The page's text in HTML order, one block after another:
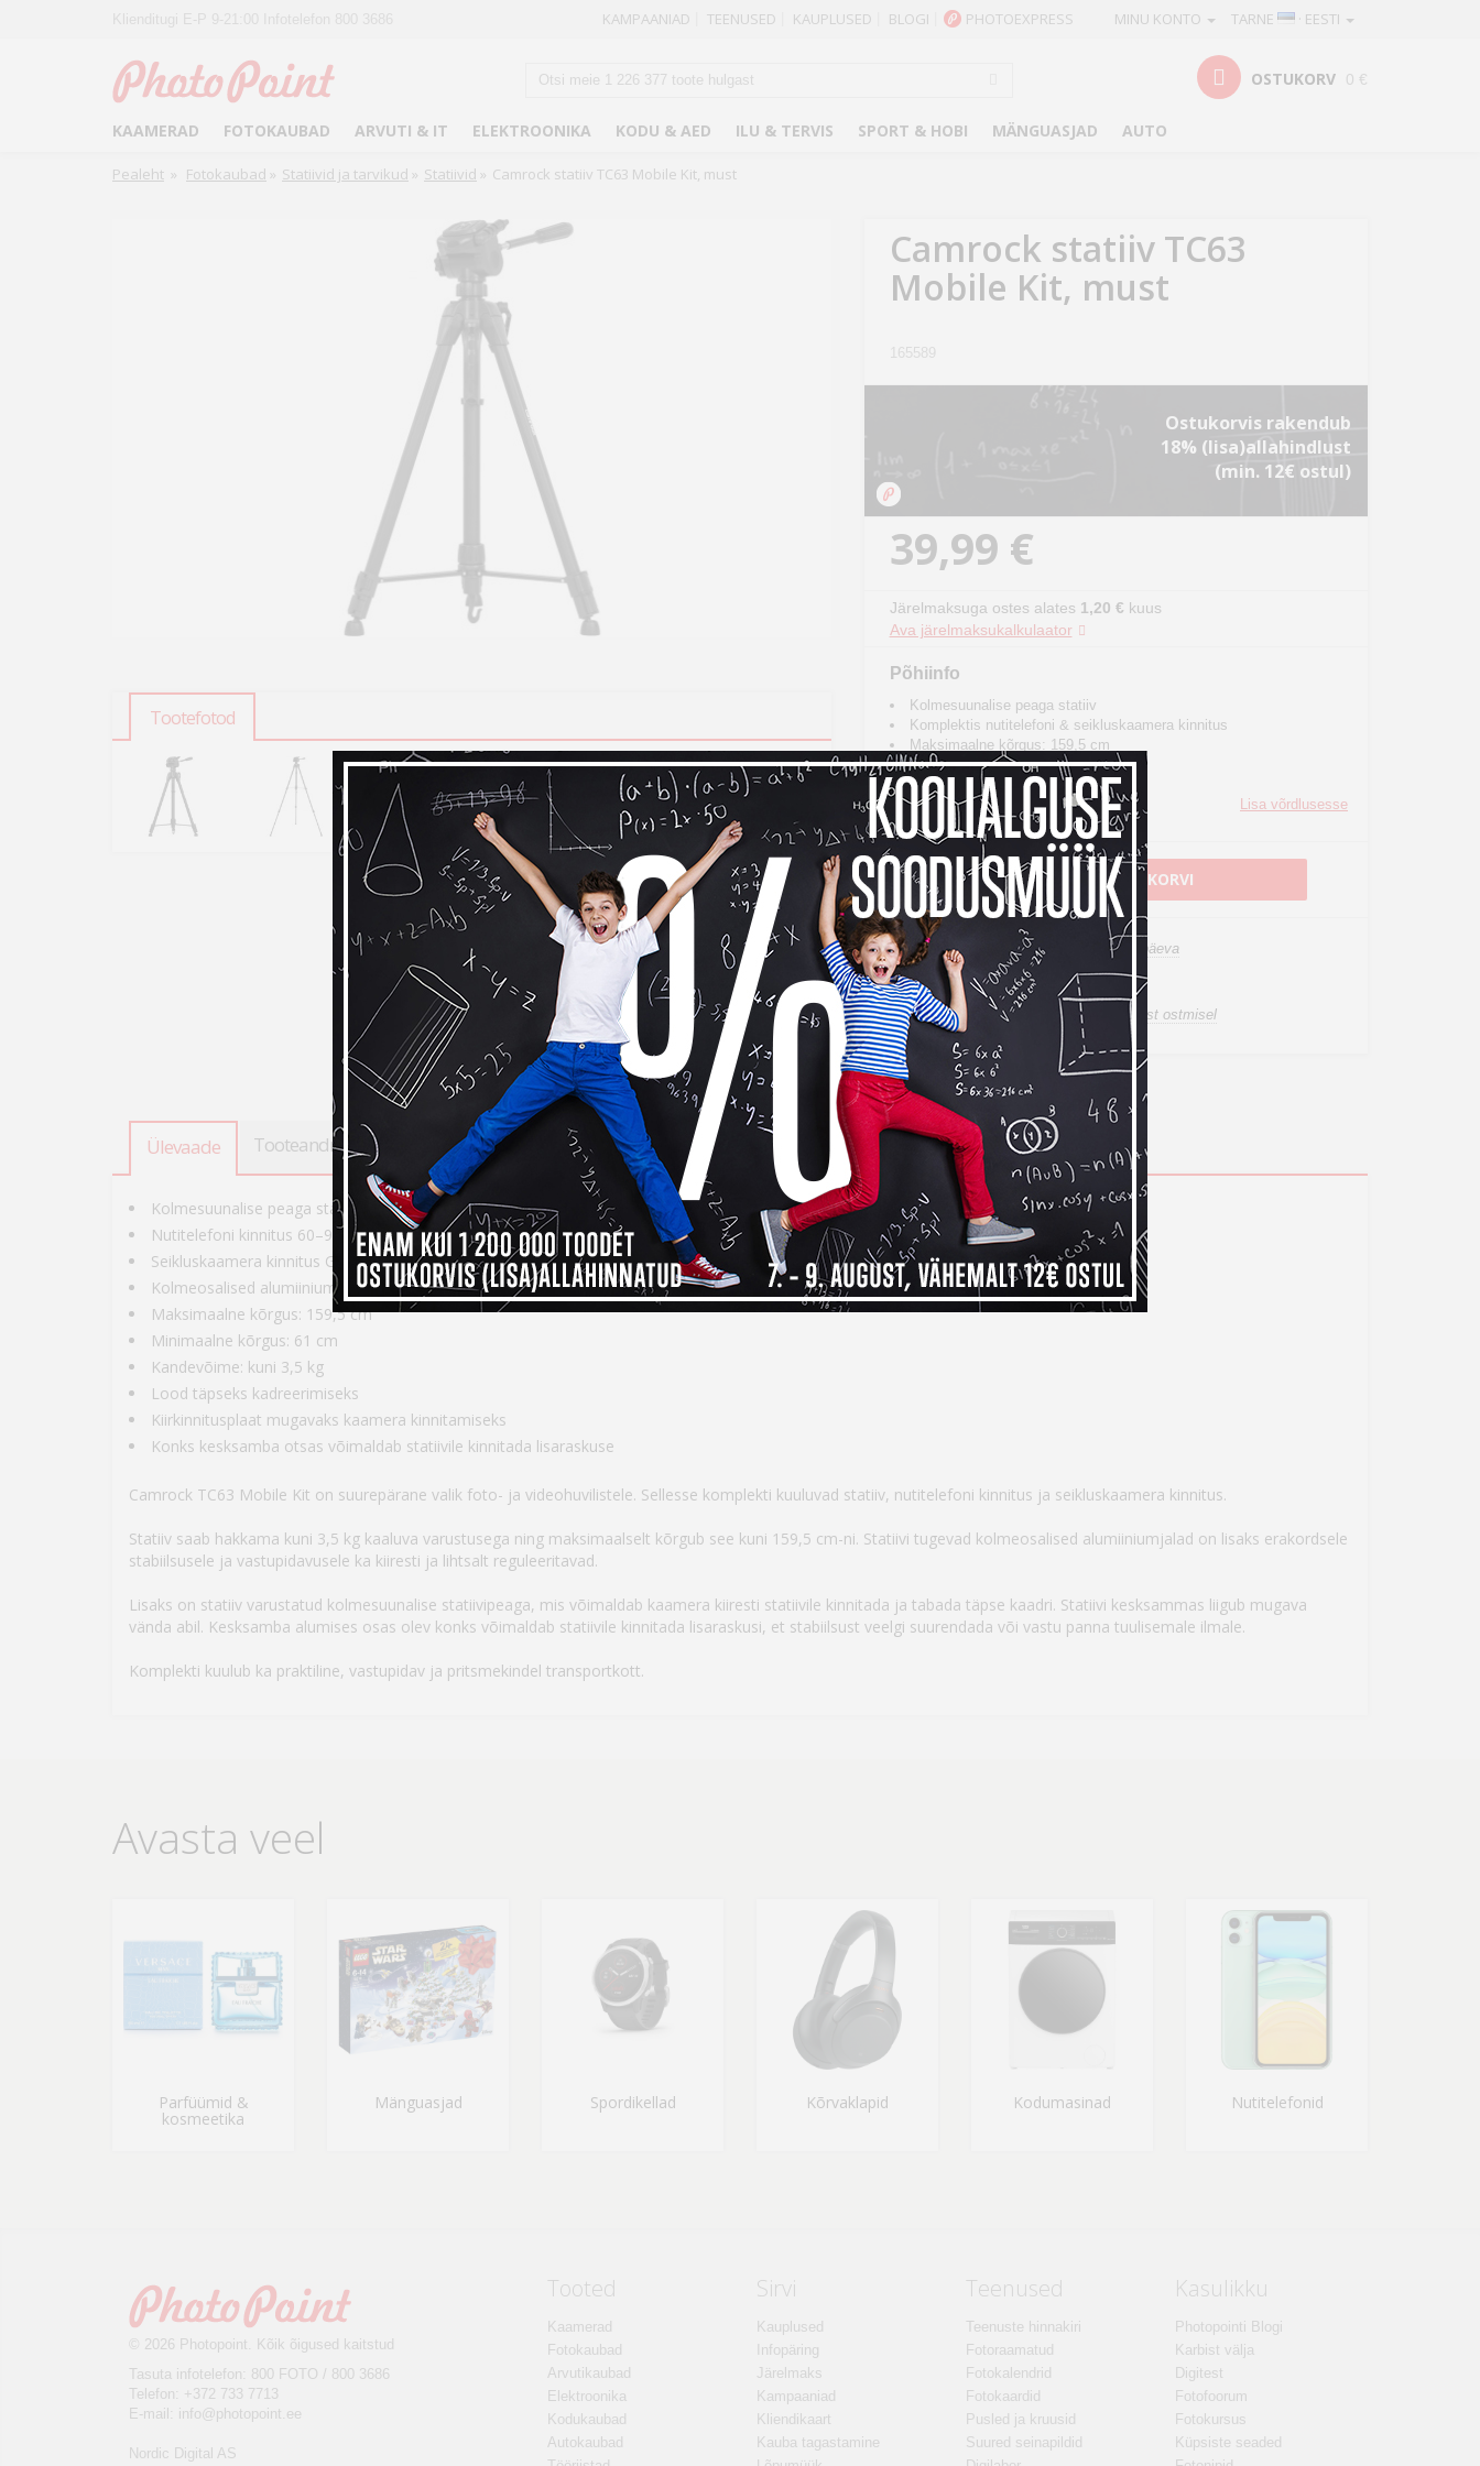
TARNE · EESTI
MINU KONTO
KAMPAANIAD TEENUSED KAUPLUSED BLOGI PHOTOEXPRESS
OSTUKORV 0 €
KAAMERAD FOTOKAUBAD ARVUTI & IT ELEKTROONIKA KODU & AED ILU & TERVIS SPORT & HOBI MÄNGUASJAD AUTO
Pealeht » Fotokaubad » Statiivid ja tarvikud » Statiivid » Camrock statiiv TC63 Mobile Kit, must
Tootefotod
Camrock statiiv TC63
Mobile Kit, must
165589
Ostukorvis rakendub
18% (lisa)allahindlust
(min. 12€ ostul)
39,99 €
Järelmaksuga ostes alates 1,20 € kuus
Ava järelmaksukalkulaator
Põhiinfo
Kolmesuunalise peaga statiiv
Komplektis nutitelefoni & seikluskaamera kinnitus
Maksimaalne kõrgus: 159,5 cm
Kandevõime: kuni 3,5 kg
Lood & kiirkinnitusplaat
Lisa võrdlusesse
LISA OSTUKORVI
Toode on laos, tarneaeg 1-3 tööpäeva
Kohaletoimetamine al. 0 €
14 14 päeva tagastusõigus internetist ostmisel
Ülevaade Tooteandmed Tarneinfo Saadavus
Kolmesuunalise peaga statiiv
Nutitelefoni kinnitus 60–98 mm laiusega telefonidele
Seikluskaamera kinnitus GoPro ühendusega seadmetele
Kolmeosalised alumiiniumist jalad
Maksimaalne kõrgus: 159,5 cm
Minimaalne kõrgus: 61 cm
Kandevõime: kuni 3,5 kg
Lood täpseks kadreerimiseks
Kiirkinnitusplaat mugavaks kaamera kinnitamiseks
Konks kesksamba otsas võimaldab statiivile kinnitada lisaraskuse
Camrock TC63 Mobile Kit on suurepärane valik foto- ja videohuvilistele. Sellesse komplekti kuuluvad statiiv, nutitelefoni kinnitus ja seikluskaamera kinnitus.
Statiiv saab hakkama kuni 3,5 kg kaaluva varustusega ning maksimaalselt kõrgub see kuni 159,5 cm-ni. Statiivi tugevad kolmeosalised alumiiniumjalad on lisaks erakordsele
stabiilsusele ja vastupidavusele ka kiiresti ja lihtsalt reguleeritavad.
Lisaks on statiiv varustatud kolmesuunalise statiivipeaga, mis võimaldab kaamera kiiresti statiivile kinnitada ja tabada täpse kaadri. Statiivi kesksammas liigub mugava
vända abil. Kesksamba alumises osas olev konks võimaldab statiivile kinnitada lisaraskusi, et stabiilsust veelgi suurendada või vastu panna tuulisemale ilmale.
Komplekti kuulub ka praktiline, vastupidav ja pritsmekindel transportkott.
Avasta veel
Parfüümid &
kosmeetika
Mänguasjad Spordikellad Kõrvaklapid Kodumasinad Nutitelefonid
© 2026 Photopoint. Kõik õigused kaitstud
Tasuta infotelefon: 800 FOTO / 800 3686
Telefon: +372 733 7713
E-mail: info@photopoint.ee
Nordic Digital AS
Tooted
Kaamerad
Fotokaubad
Arvutikaubad
Elektroonika
Kodukaubad
Autokaubad
Sirvi
Kauplused
Infopäring
Järelmaks
Kampaaniad
Kliendikaart
Kauba tagastamine
Teenused
Teenuste hinnakiri
Fotoraamatud
Fotokalendrid
Fotokaardid
Pusled ja kruusid
Suured seinapildid
Kasulikku
Photopointi Blogi
Karbist välja
Digitest
Fotofoorum
Fotokursus
Küpsiste seaded